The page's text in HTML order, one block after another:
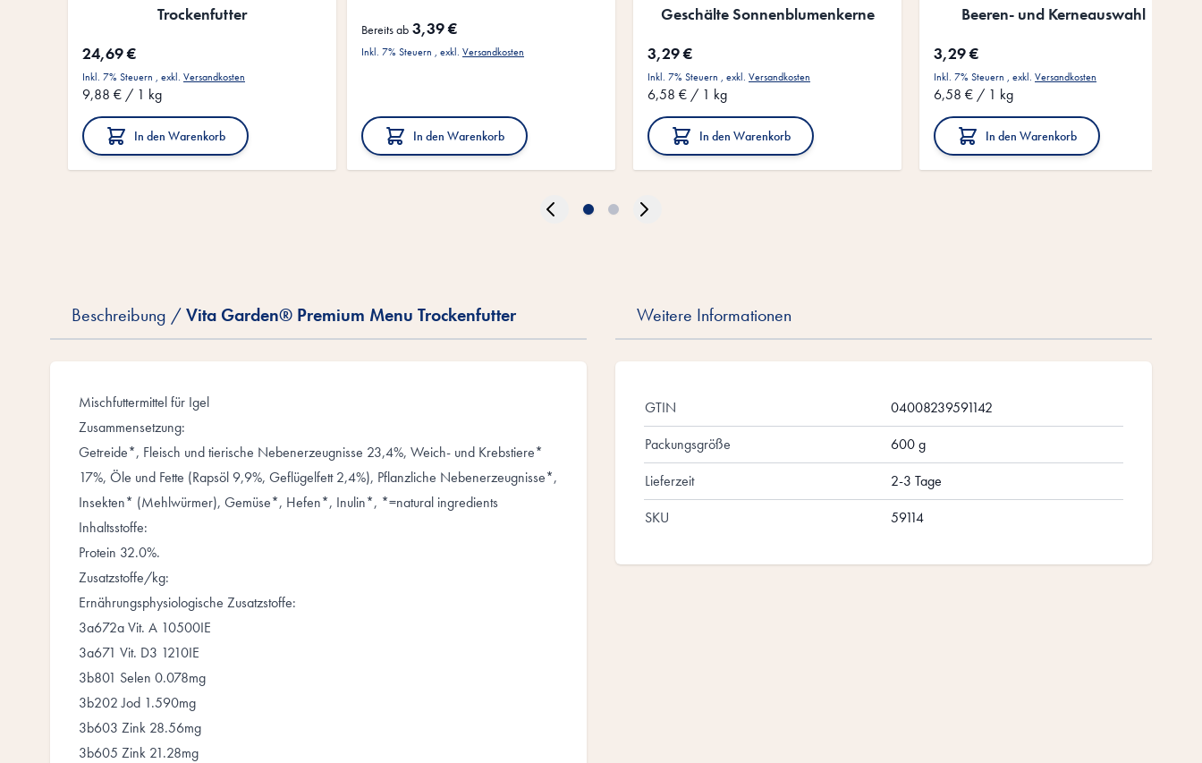
Trockenfutter
24,69 €
Inkl. 7% Steuern , exkl. Versandkosten
9,88 € / 1 kg
In den Warenkorb
Bereits ab 3,39 €
Inkl. 7% Steuern , exkl. Versandkosten
In den Warenkorb
Geschälte Sonnenblumenkerne
3,29 €
Inkl. 7% Steuern , exkl. Versandkosten
6,58 € / 1 kg
In den Warenkorb
Beeren- und Kerneauswahl
3,29 €
Inkl. 7% Steuern , exkl. Versandkosten
6,58 € / 1 kg
In den Warenkorb
Beschreibung /Vita Garden® Premium Menu Trockenfutter
Mischfuttermittel für Igel
Zusammensetzung:
Getreide*, Fleisch und tierische Nebenerzeugnisse 23,4%, Weich- und Krebstiere*
17%, Öle und Fette (Rapsöl 9,9%, Geflügelfett 2,4%), Pflanzliche Nebenerzeugnisse*,
Insekten* (Mehlwürmer), Gemüse*, Hefen*, Inulin*, *=natural ingredients
Inhaltsstoffe:
Protein 32.0%.
Zusatzstoffe/kg:
Ernährungsphysiologische Zusatzstoffe:
3a672a Vit. A 10500IE
3a671 Vit. D3 1210IE
3b801 Selen 0.078mg
3b202 Jod 1.590mg
3b603 Zink 28.56mg
3b605 Zink 21.28mg
Weitere Informationen
GTIN
04008239591142
Packungsgröße
600 g
Lieferzeit
2-3 Tage
SKU
59114